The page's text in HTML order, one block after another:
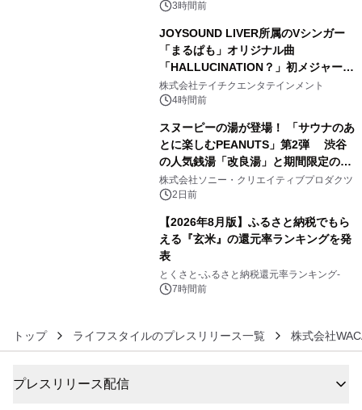
3時間前
JOYSOUND LIVER所属のVシンガー
「まるぱも」オリジナル曲
「HALLUCINATION？」初メジャー配
信リリース決定！
株式会社テイチクエンタテインメント
4時間前
スヌーピーの湯が登場！ 「サウナのあ
とに楽しむPEANUTS」第2弾 渋谷
の人気銭湯「改良湯」と期間限定のコ
ラボレーション サウナイキタイコラ
ボグッズも発売決定！
株式会社ソニー・クリエイティブプロダクツ
2日前
【2026年8月版】ふるさと納税でもら
える『玄米』の還元率ランキングを発
表
とくさと-ふるさと納税還元率ランキング-
7時間前
トップ ライフスタイルのプレスリリース一覧 株式会社
プレスリリース配信